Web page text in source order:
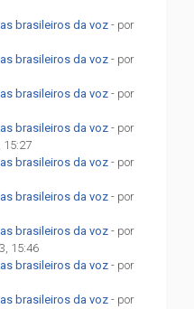
brasileiros da voz - por
brasileiros da voz - por
brasileiros da voz - por
brasileiros da voz - por
15:27
brasileiros da voz - por
brasileiros da voz - por
brasileiros da voz - por
15:46
brasileiros da voz - por
brasileiros da voz - por